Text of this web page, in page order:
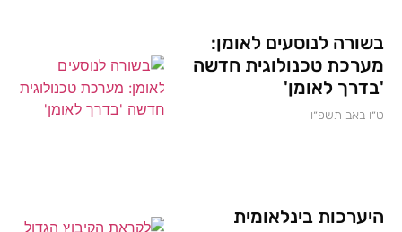
בשורה לנוסעים לאומן:
מערכת טכנולוגית חדשה
'בדרך לאומן'
ט״ו באב תשפ״ו
היערכות בינלאומית